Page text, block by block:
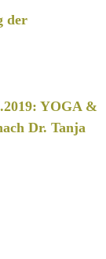
der
YOGA &
Dr. Tanja